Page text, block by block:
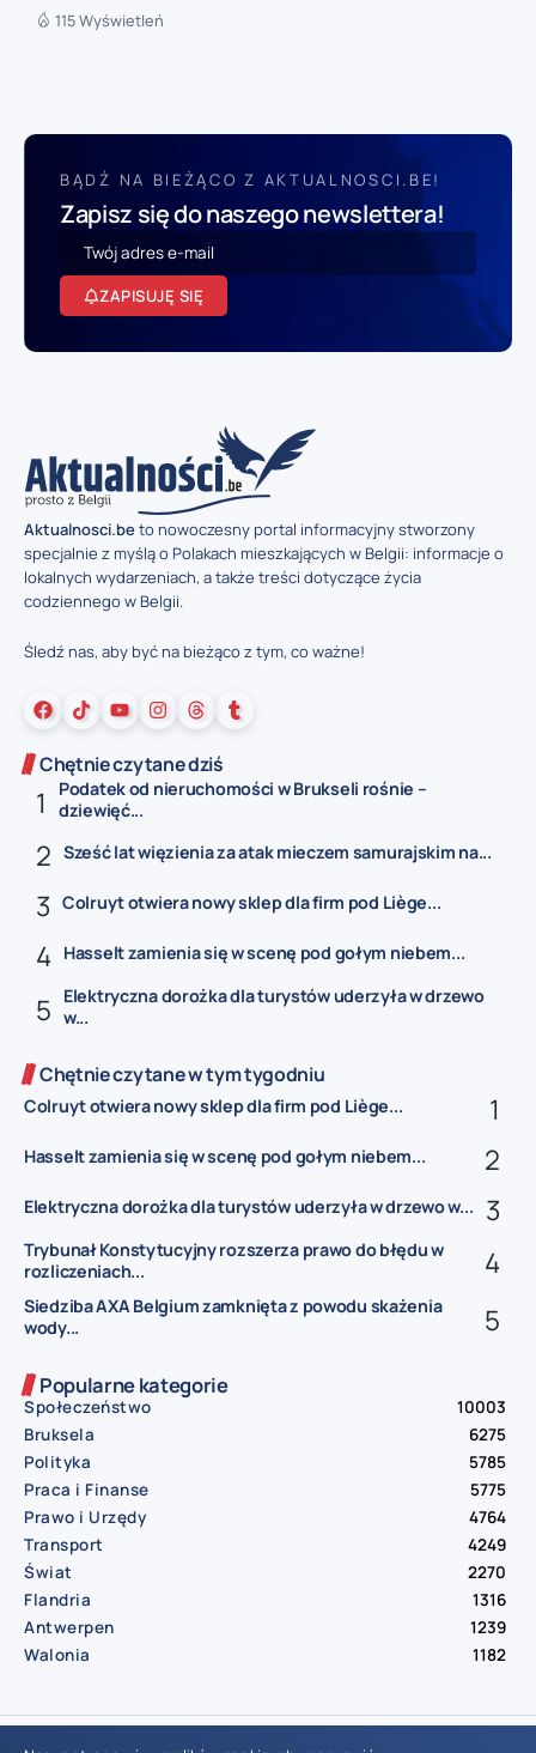
115 Wyświetleń
BĄDŹ NA BIEŻĄCO Z AKTUALNOSCI.BE!
Zapisz się do naszego newslettera!
ZAPISUJĘ SIĘ
Aktualnosci.beto nowoczesny portal informacyjny stworzony
specjalnie z myślą o Polakach mieszkających w Belgii: informacje o
lokalnych wydarzeniach, a także treści dotyczące życia
codziennego w Belgii.
Śledź nas, aby być na bieżąco z tym, co ważne!
Chętnie czytane dziś
Podatek od nieruchomości w Brukseli rośnie –
dziewięć...
Sześć lat więzienia za atak mieczem samurajskim na...
Colruyt otwiera nowy sklep dla firm pod Liège...
Hasselt zamienia się w scenę pod gołym niebem...
Elektryczna dorożka dla turystów uderzyła w drzewo
w...
Chętnie czytane w tym tygodniu
Colruyt otwiera nowy sklep dla firm pod Liège...
Hasselt zamienia się w scenę pod gołym niebem...
Elektryczna dorożka dla turystów uderzyła w drzewo w...
Trybunał Konstytucyjny rozszerza prawo do błędu w
rozliczeniach...
Siedziba AXA Belgium zamknięta z powodu skażenia
wody...
Popularne kategorie
Społeczeństwo
10003
Bruksela
6275
Polityka
5785
Praca i Finanse
5775
Prawo i Urzędy
4764
Transport
4249
Świat
2270
Flandria
1316
Antwerpen
1239
Walonia
1182
© Aktualnosci.be – All Right Reserved 2016-2026